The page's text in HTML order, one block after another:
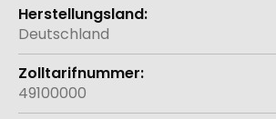
Deutschland
49100000